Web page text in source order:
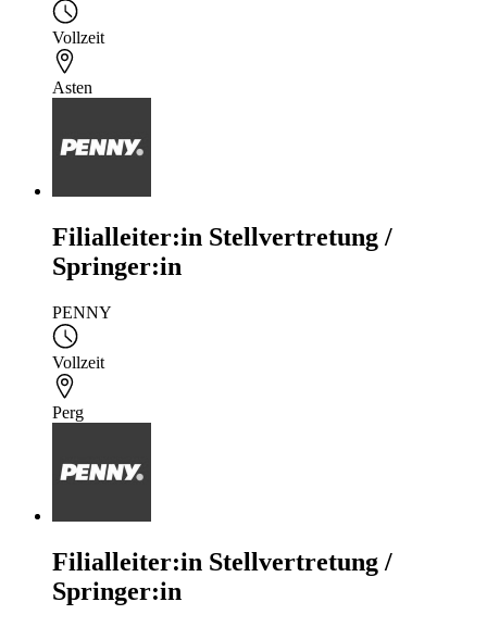
Vollzeit
Asten
Filialleiter:in Stellvertretung /
Springer:in
PENNY
Vollzeit
Perg
Filialleiter:in Stellvertretung /
Springer:in